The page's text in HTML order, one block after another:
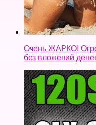
Очень ЖАРКО!
без вложений